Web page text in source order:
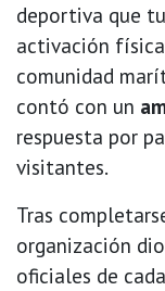
deportiva que
activación
comunidad
contó con un
respuesta por
visitantes.
Tras
organización
oficiales de